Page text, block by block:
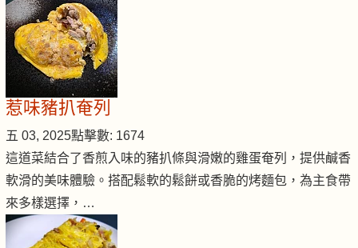
惹味豬扒奄列
五 03, 2025點擊數: 1674
這道菜結合了香煎入味的豬扒條與滑嫩的雞蛋奄列，提供鹹香
軟滑的美味體驗。搭配鬆軟的鬆餅或香脆的烤麵包，為主食帶
來多樣選擇，…